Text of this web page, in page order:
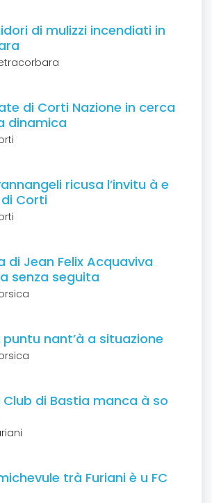
di mulizzi incendiati in
di Corti Nazione in cerca
dinamica
ricusa l’invitu à e
Corti
di Jean Felix Acquaviva
senza seguita
puntu nant’à a situazione
di Bastia manca à so
trà Furiani è u FC